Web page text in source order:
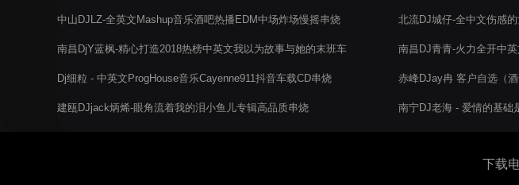
中山DJLZ-全英文Mashup音乐酒吧热播EDM中场炸场慢摇串烧
南昌DjY蓝枫-精心打造2018热榜中英文我以为故事与她的末班车
Dj细粒 - 中英文ProgHouse音乐Cayenne911抖音车载CD串烧
建瓯DJjack炳烯-眼角流着我的泪小鱼儿专辑高品质串烧
北流DJ城仔-全中文伤感
南昌DJ青青-火力全开中
赤峰DJay冉 客户自选（
南宁DJ老海 - 爱情的基础
下载